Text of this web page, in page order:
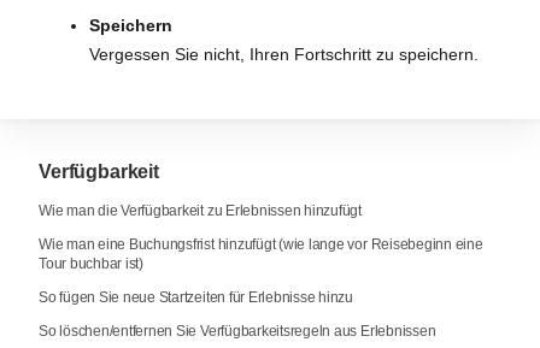
Speichern
Vergessen Sie nicht, Ihren Fortschritt zu speichern.
Verfügbarkeit
Wie man die Verfügbarkeit zu Erlebnissen hinzufügt
Wie man eine Buchungsfrist hinzufügt (wie lange vor Reisebeginn eine
Tour buchbar ist)
So fügen Sie neue Startzeiten für Erlebnisse hinzu
So löschen/entfernen Sie Verfügbarkeitsregeln aus Erlebnissen